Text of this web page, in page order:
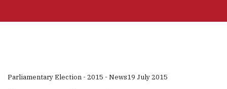
Parliamentary Election - 2015 - News19 July 2015